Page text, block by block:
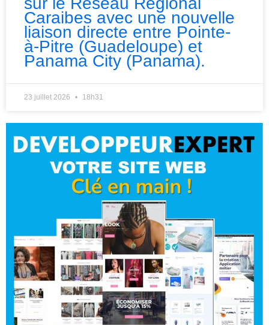
Caraibes avec une nouvelle
liaison directe entre Pointe-
à-Pitre (Guadeloupe) et
Panama City (Panama).
23 juillet 2026 18h31